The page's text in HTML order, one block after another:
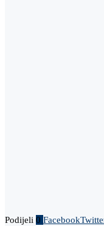
Podijeli 0 Facebook